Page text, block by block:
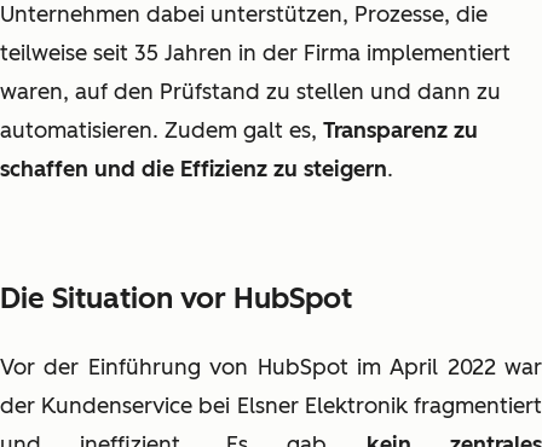
Unternehmen dabei unterstützen, Prozesse, die
teilweise seit 35 Jahren in der Firma implementiert
waren, auf den Prüfstand zu stellen und dann zu
automatisieren. Zudem galt es, Transparenz zu
schaffen und die Effizienz zu steigern.
Die Situation vor HubSpot
Vor der Einführung von HubSpot im April 2022 war
der Kundenservice bei Elsner Elektronik fragmentiert